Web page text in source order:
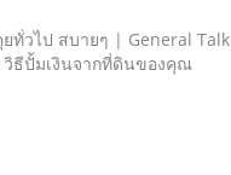
ทั่วไป สบายๆ | General Talk
ธีปั้มเงินจากที่ดินของคุณ